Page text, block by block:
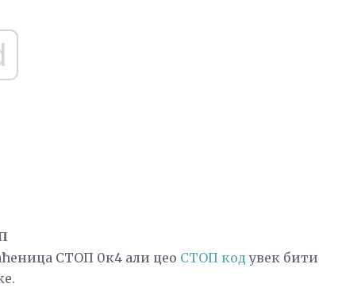
СТОП 0к4 али цео СТОП кодувек бити